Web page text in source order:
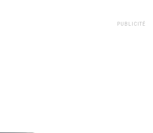
PUBLICITÉ